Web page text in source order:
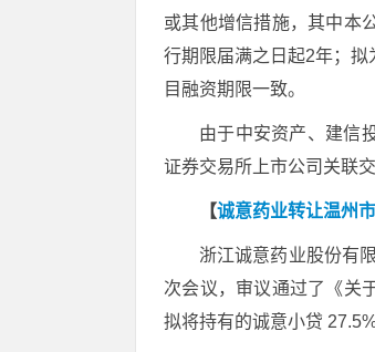
或其他增信措施，其中本
行期限届满之日起2年；
目融资期限一致。
由于中安资产、建信
证券交易所上市公司关联
【诚意药业转让温州
浙江诚意药业股份有
次会议，审议通过了《关
拟将持有的诚意小贷